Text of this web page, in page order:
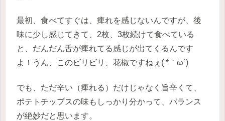
最初、食べてすぐは、痺れを感じないんですが、後
味に少し感じてきて、2枚、3枚続けて食べている
と、だんだん舌が痺れてる感じが出てくるんです
よ！うん、このビリビリ、花椒ですねぇ( *｀ω´)
でも、ただ辛い（痺れる）だけじゃなく旨辛くて、
ポテトチップスの味もしっかり分かって、バランス
が絶妙だと思います。